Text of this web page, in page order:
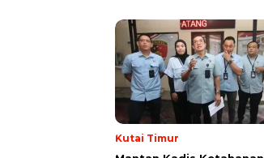
Kutai Timur